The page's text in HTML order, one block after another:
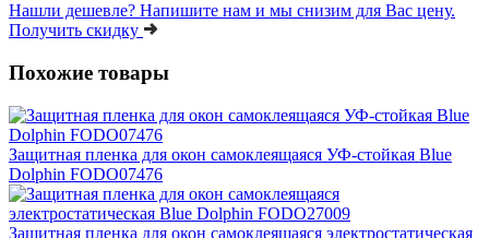
Нашли дешевле? Напишите нам и мы снизим для Вас цену.
Получить скидку
Похожие товары
Защитная пленка для окон самоклеящаяся УФ-стойкая Blue
Dolphin FODO07476
Защитная пленка для окон самоклеящаяся электростатическая